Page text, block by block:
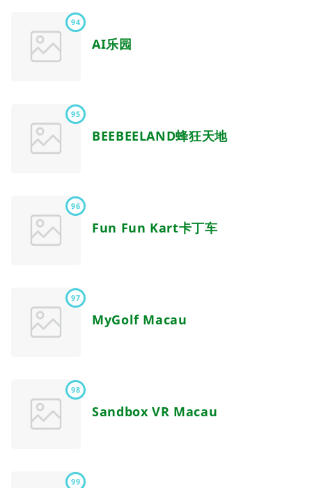
94
AI乐园
95
BEEBEELAND蜂狂天地
96
Fun Fun Kart卡丁车
97
MyGolf Macau
98
Sandbox VR Macau
99